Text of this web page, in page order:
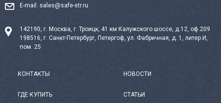
E-mail: sales@safe-str.ru
142190, г. Москва, г. Троицк, 41 км Калужского шоссе, д.12, оф.209
198516, г. Санкт-Петербург, Петергоф, ул. Фабричная, д. 1, литер И,
пом. 25
КОНТАКТЫ
ГДЕ КУПИТЬ
НОВОСТИ
СТАТЬИ